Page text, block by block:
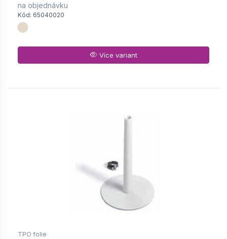
na objednávku
Kód: 65040020
Více variant
TPO folie